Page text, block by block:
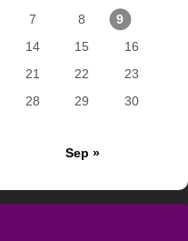
7 8
9
14 15
16
21 22
23
28 29
30
Sep »